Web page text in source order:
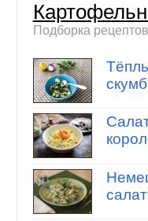
Подборка рецептов
салат